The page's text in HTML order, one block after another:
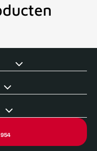
Echte winkel +35